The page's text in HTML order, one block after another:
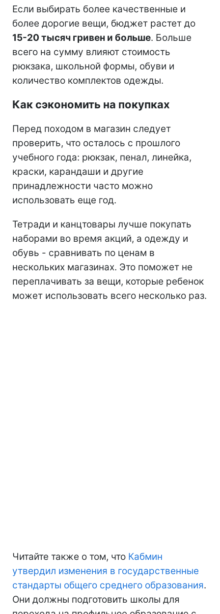
Если выбирать более качественные и
более дорогие вещи, бюджет растет до
15-20 тысяч гривен и больше. Больше
всего на сумму влияют стоимость
рюкзака, школьной формы, обуви и
количество комплектов одежды.
Как сэкономить на покупках
Перед походом в магазин следует
проверить, что осталось с прошлого
учебного года: рюкзак, пенал, линейка,
краски, карандаши и другие
принадлежности часто можно
использовать еще год.
Тетради и канцтовары лучше покупать
наборами во время акций, а одежду и
обувь - сравнивать по ценам в
нескольких магазинах. Это поможет не
переплачивать за вещи, которые ребенок
может использовать всего несколько раз.
Читайте также о том, что Кабмин
утвердил изменения в государственные
стандарты общего среднего образования.
Они должны подготовить школы для